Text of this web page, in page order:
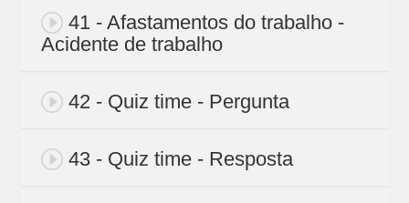
41 - Afastamentos do trabalho -
Acidente de trabalho
42 - Quiz time - Pergunta
43 - Quiz time - Resposta